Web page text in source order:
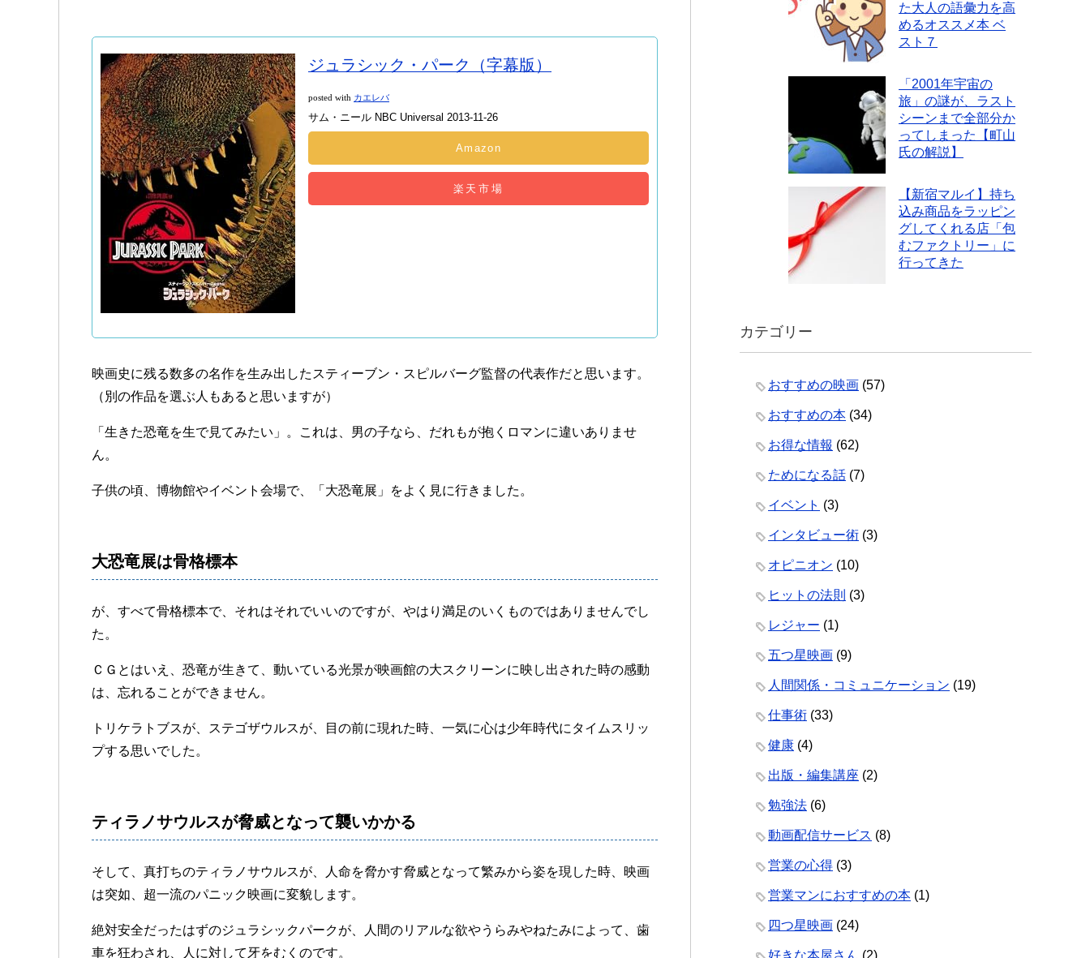
ジュラシック・パーク（字幕版）
posted with カエレバ
サム・ニール NBC Universal 2013-11-26
Amazon
楽天市場
映画史に残る数多の名作を生み出したスティーブン・スピルバーグ監督の代表作だと思います。
（別の作品を選ぶ人もあると思いますが）
「生きた恐竜を生で見てみたい」。これは、男の子なら、だれもが抱くロマンに違いありませ
ん。
子供の頃、博物館やイベント会場で、「大恐竜展」をよく見に行きました。
大恐竜展は骨格標本
が、すべて骨格標本で、それはそれでいいのですが、やはり満足のいくものではありませんでし
た。
ＣＧとはいえ、恐竜が生きて、動いている光景が映画館の大スクリーンに映し出された時の感動
は、忘れることができません。
トリケラトブスが、ステゴザウルスが、目の前に現れた時、一気に心は少年時代にタイムスリッ
プする思いでした。
ティラノサウルスが脅威となって襲いかかる
そして、真打ちのティラノサウルスが、人命を脅かす脅威となって繁みから姿を現した時、映画
は突如、超一流のパニック映画に変貌します。
絶対安全だったはずのジュラシックパークが、人間のリアルな欲やうらみやねたみによって、歯
車を狂わされ、人に対して牙をむくのです。
た大人の語彙力を高
めるオススメ本 ベ
スト７
「2001年宇宙の
旅」の謎が、ラスト
シーンまで全部分か
ってしまった【町山
氏の解説】
【新宿マルイ】持ち
込み商品をラッピン
グしてくれる店「包
むファクトリー」に
行ってきた
カテゴリー
おすすめの映画 (57)
おすすめの本 (34)
お得な情報 (62)
ためになる話 (7)
イベント (3)
インタビュー術 (3)
オピニオン (10)
ヒットの法則 (3)
レジャー (1)
五つ星映画 (9)
人間関係・コミュニケーション (19)
仕事術 (33)
健康 (4)
出版・編集講座 (2)
勉強法 (6)
動画配信サービス (8)
営業の心得 (3)
営業マンにおすすめの本 (1)
四つ星映画 (24)
好きな本屋さん (2)